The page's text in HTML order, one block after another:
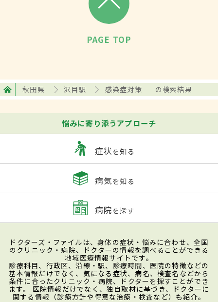
PAGE TOP
秋田県 沢目駅 感染症対策 の検索結果
悩みに寄り添うアプローチ
症状を知る
病気を知る
病院を探す
ドクターズ・ファイルは、身体の症状・悩みに合わせ、全国
のクリニック・病院、ドクターの情報を調べることができる
地域医療情報サイトです。
診療科目、行政区、沿線・駅、診療時間、医院の特徴などの
基本情報だけでなく、気になる症状、病名、検査名などから
条件に合ったクリニック・病院、ドクターを探すことができ
ます。 医院情報だけでなく、独自取材に基づき、ドクターに
関する情報（診療方針や得意な治療・検査など）も紹介。